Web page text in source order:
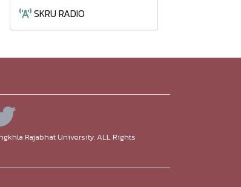
SKRU RADIO
Rajabhat University. ALL Rights